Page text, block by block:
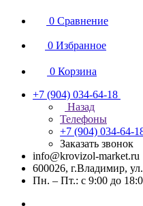
0 Сравнение
0 Избранное
0 Корзина
+7 (904) 034-64-18
Назад
Телефоны
+7 (904) 034-64-
Заказать звонок
info@krovizol-market.ru
600026, г.Владимир,
Пн. – Пт.: с 9:00 до